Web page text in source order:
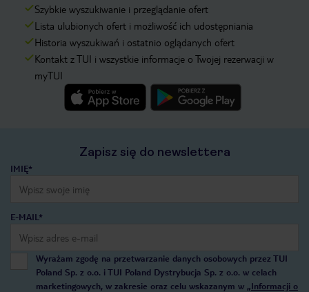
Szybkie wyszukiwanie i przeglądanie ofert
Lista ulubionych ofert i możliwość ich udostępniania
Historia wyszukiwań i ostatnio oglądanych ofert
Kontakt z TUI i wszystkie informacje o Twojej rezerwacji w
myTUI
Zapisz się do newslettera
IMIĘ*
E-MAIL*
Wyrażam zgodę na przetwarzanie danych osobowych przez TUI
Poland Sp. z o.o. i TUI Poland Dystrybucja Sp. z o.o. w celach
marketingowych, w zakresie oraz celu wskazanym w „Informacji o